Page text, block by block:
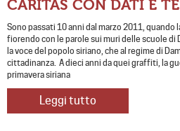
CARITAS CON DATI E
Sono passati 10 anni dal marzo 2011, quando
fiorendo con le parole sui muri delle scuole di
la voce del popolo siriano, che al regime di
cittadinanza. A dieci anni da quei graffiti, la
primavera siriana
Leggi tutto